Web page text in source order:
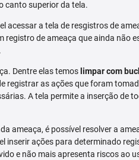
canto superior da tela.
acessar a tela de resgistros de
registro de ameaça que ainda não
Dentre elas temos limpar com
registrar as ações que foram
A tela permite a inserção de
ameaça, é possível resolver a
inserir ações para determinado
e não mais apresenta riscos ao